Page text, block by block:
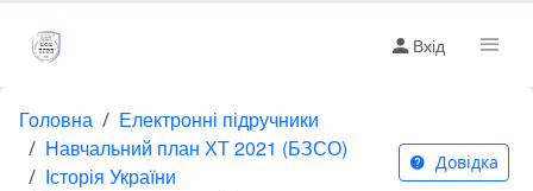
Вхід
Головна
Електронні підручники
Навчальний план ХТ 2021 (БЗСО)
Історія України
Довідка